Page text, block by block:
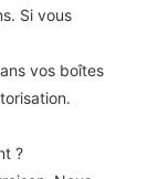
Si vous
?